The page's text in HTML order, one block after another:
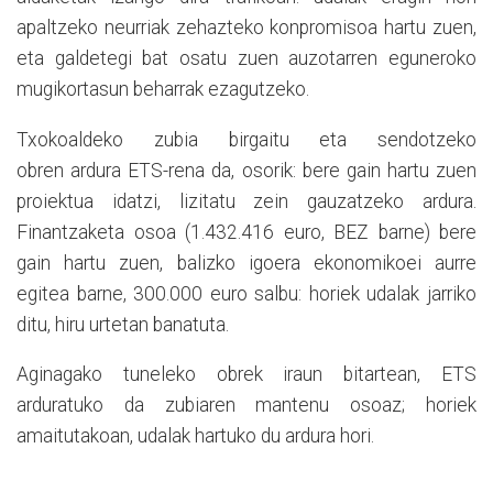
apaltzeko neurriak zehazteko konpromisoa hartu zuen,
eta galdetegi bat osatu zuen auzotarren eguneroko
mugikortasun beharrak ezagutzeko.
Txokoaldeko zubia birgaitu eta sendotzeko
obren ardura ETS-rena da, osorik: bere gain hartu zuen
proiektua idatzi, lizitatu zein gauzatzeko ardura.
Finantzaketa osoa (1.432.416 euro, BEZ barne) bere
gain hartu zuen, balizko igoera ekonomikoei aurre
egitea barne, 300.000 euro salbu: horiek udalak jarriko
ditu, hiru urtetan banatuta.
Aginagako tuneleko obrek iraun bitartean, ETS
arduratuko da zubiaren mantenu osoaz; horiek
amaitutakoan, udalak hartuko du ardura hori.